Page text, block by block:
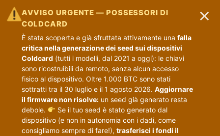
AVVISO URGENTE — POSSESSORI DI
COLDCARD
È stata scoperta e già sfruttata attivamente una falla
critica nella generazione dei seed sui dispositivi
Coldcard (tutti i modelli, dal 2021 a oggi): le chiavi
sono ricostruibili da remoto, senza alcun accesso
fisico al dispositivo. Oltre 1.000 BTC sono stati
sottratti tra il 30 luglio e il 1 agosto 2026. Aggiornare
il firmware non risolve:un seed già generato resta
debole.
Se il tuo seed è stato generato dal
dispositivo (e non in autonomia con i dadi, come
consigliamo sempre di fare!), trasferisci i fondi il
×